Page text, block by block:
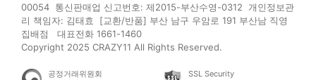
00054 통신판매업 신고번호: 제2015-부산수영-0312 개인정보관
리 책임자: 김태효 [교환/반품] 부산 남구 우암로 191 부산남 직영
집배점 대표전화 1661-1460
Copyright 2025 CRAZY11 All Rights Reserved.
공정거래위원회
SSL Security